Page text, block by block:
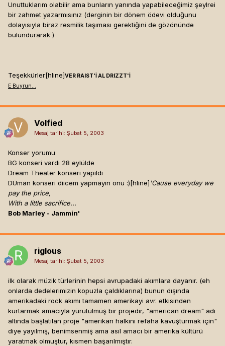
Unuttuklarım olabilir ama bunların yanında yapabileceğimiz şeylrei
bir zahmet yazarmısınız (derginin bir dönem ödevi olduğunu
dolayısıyla biraz resmilik taşıması gerektiğini de gözönünde
bulundurarak )
Teşekkürler[hline]VER RAIST'İ AL DRIZZT'İ
E Buyrun...
Volfied
Mesaj tarihi: Şubat 5, 2003
Konser yorumu
BG konseri vardı 28 eylülde
Dream Theater konseri yapıldı
DUman konseri diicem yapmayın onu :)[hline] 'Cause everyday we
pay the price,
With a little sacrifice...
Bob Marley - Jammin'
riglous
Mesaj tarihi: Şubat 5, 2003
ilk olarak müzik türlerinin hepsi avrupadaki akımlara dayanır. (eh
onlarda dedelerimizin kopuzla çaldıklarına) bunun dışında
amerikadaki rock akımı tamamen amerikayi avr. etkisinden
kurtarmak amacıyla yürütülmüş bir projedir, "american dream" adı
altında başlatılan proje "amerikan halkını refaha kavuşturmak için"
diye yayılmış, benimsenmiş ama asıl amacı bir amerika kültürü
yaratmak olmuştur, kısmen başarılmıştır.